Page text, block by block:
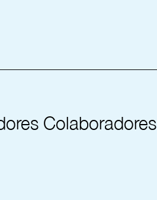
Colaboradores